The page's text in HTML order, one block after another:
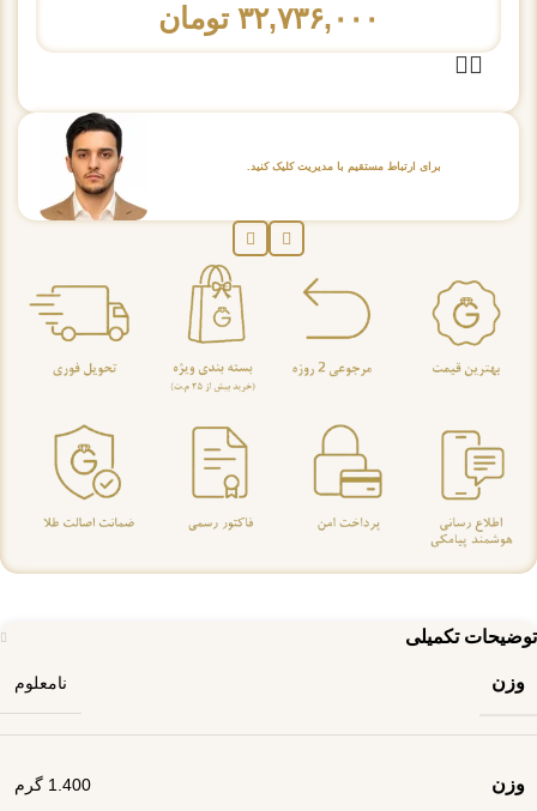
۳۲,۷۳۶,۰۰۰ تومان
برای ارتباط مستقیم با مدیریت کلیک کنید.
توضیحات تکمیلی
وزن نامعلوم
وزن 1.400 گرم